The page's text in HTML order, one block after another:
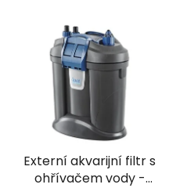
Externí akvarijní filtr s
ohřívačem vody -